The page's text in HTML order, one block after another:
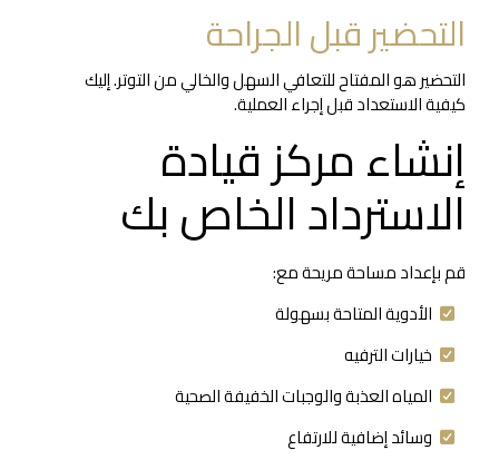
التحضير قبل الجراحة
التحضير هو المفتاح للتعافي السهل والخالي من التوتر. إليك
كيفية الاستعداد قبل إجراء العملية.
إنشاء مركز قيادة
الاسترداد الخاص بك
قم بإعداد مساحة مريحة مع:
الأدوية المتاحة بسهولة
خيارات الترفيه
المياه العذبة والوجبات الخفيفة الصحية
وسائد إضافية للارتفاع